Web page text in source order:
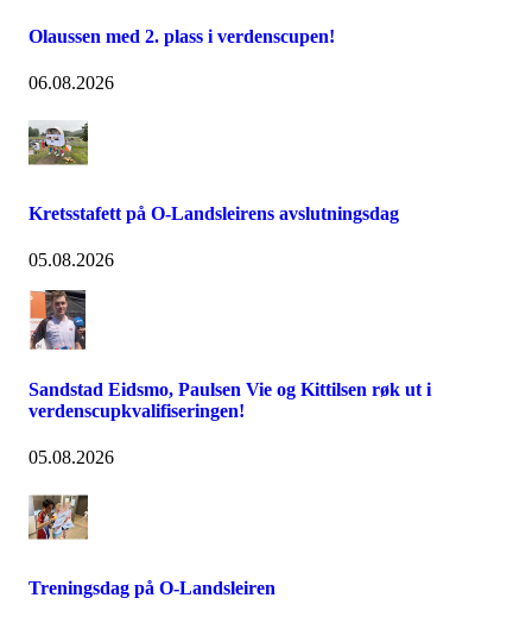
Olaussen med 2. plass i verdenscupen!
06.08.2026
Kretsstafett på O-Landsleirens avslutningsdag
05.08.2026
Sandstad Eidsmo, Paulsen Vie og Kittilsen røk ut i
verdenscupkvalifiseringen!
05.08.2026
Treningsdag på O-Landsleiren